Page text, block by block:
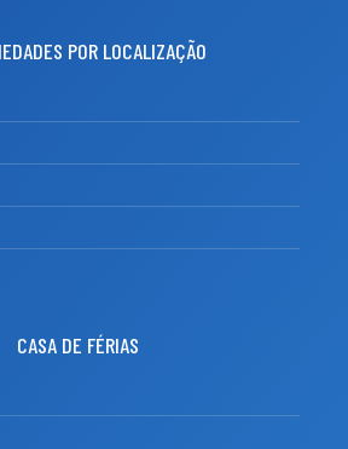
POR LOCALIZAÇÃO
CASA DE FÉRIAS